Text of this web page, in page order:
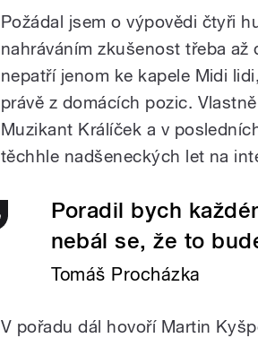
Požádal jsem o výpovědi čtyři
nahráváním zkušenost třeba až
nepatří jenom ke kapele Midi
právě z domácích pozic.
Muzikant Králíček a v
těchhle nadšeneckých let na
Poradil bych
nebál se, že to
Tomáš Procházka
V pořadu dál hovoří Martin